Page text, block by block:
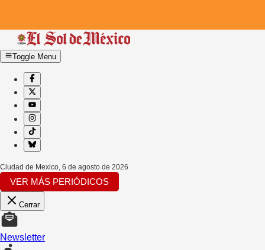
Toggle Menu
Ciudad de Mexico, 6 de agosto de 2026
VER MÁS PERIÓDICOS
Cerrar
Newsletter